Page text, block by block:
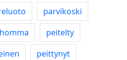
parvikoski
peitelty
peittynyt